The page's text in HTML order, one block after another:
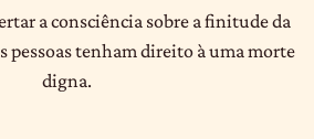
a consciência sobre a finitude da
pessoas tenham direito à uma morte
digna.